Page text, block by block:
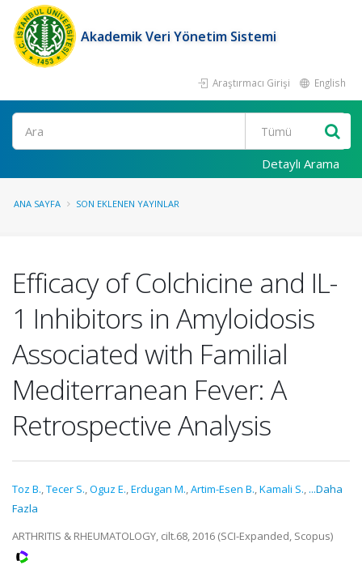
Akademik Veri Yönetim Sistemi
Araştırmacı Girişi English
Ara
Detaylı Arama
ANA SAYFA SON EKLENEN YAYINLAR
Efficacy of Colchicine and IL-
1 Inhibitors in Amyloidosis
Associated with Familial
Mediterranean Fever: A
Retrospective Analysis
Toz B.,Tecer S.,Oguz E.,Erdugan M.,Artim-Esen B.,Kamali S., ...Daha
Fazla
ARTHRITIS & RHEUMATOLOGY, cilt.68, 2016 (SCI-Expanded, Scopus)